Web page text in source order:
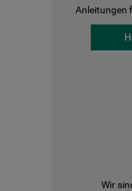
Anleitungen
Wir